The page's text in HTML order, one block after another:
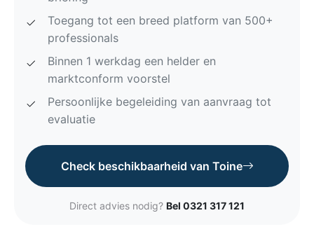
Toegang tot een breed platform van 500+
professionals
Binnen 1 werkdag een helder en
marktconform voorstel
Persoonlijke begeleiding van aanvraag tot
evaluatie
Check beschikbaarheid van Toine
Direct advies nodig? Bel 0321 317 121